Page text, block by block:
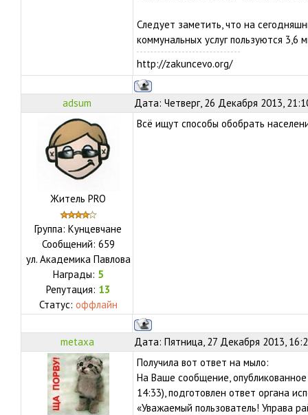
Следует заметить, что на
коммунальных услуг пользуются 3,6
http://zakuncevo.org/
adsum Дата: Четверг, 26 Декабря 2013,
Житель PRO
Группа: Кунцевчане
Сообщений: 659
ул. Академика Павлова
Награды: 5
Репутация: 13
Статус: оффлайн
Всё ищут способы обобрать
metaxa Дата: Пятница, 27 Декабря 2013,
Получила вот ответ на мыло:
На Ваше сообщение,
14:33), подготовлен ответ органа
«Уважаемый пользователь! Управа